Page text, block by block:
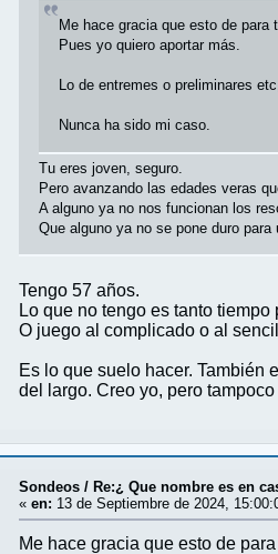
Me hace gracia que esto de para
Pues yo quiero aportar más.
Lo de entremes o preliminares
Nunca ha sido mi caso.
Tu eres joven, seguro.
Pero avanzando las edades veras
A alguno ya no nos funcionan los
Que alguno ya no se pone duro
Tengo 57 años.
Lo que no tengo es tanto
O juego al complicado o al
Es lo que suelo hacer. También
del largo. Creo yo, pero tampoco
Sondeos /Re:¿ Que nombre es en
«en: 13 de Septiembre de 2024,
Me hace gracia que esto de